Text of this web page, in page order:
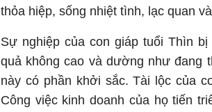
thỏa hiệp, sống nhiệt tình, lạc quan
Sự nghiệp của con giáp tuổi Thìn
quả không cao và dường như đang
này có phần khởi sắc. Tài lộc của
Công việc kinh doanh của họ tiến